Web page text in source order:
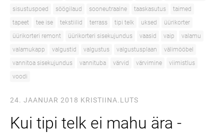
sisustuspoed
söögilaud sooneutraalne taaskasutus
taimed
tapeet
tee ise tekstiilid terrass tipi telk uksed
üürikorter
üürikorteri remont
üürikorteri sisekujundus vaasid vaip
valamu
valamukapp
valgustid valgustus valgustusplaan
välimööbel
vannitoa sisekujundus
vannituba värvid värvimine
viimistlus
voodi
24. JAANUAR 2018 KRISTIINA.LUTS
Kui tipi telk ei mahu ära -